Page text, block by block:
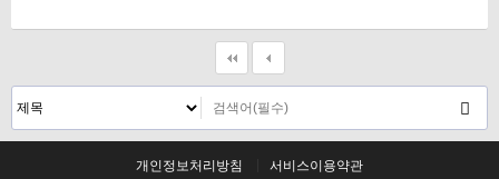
개인정보처리방침
서비스이용약관